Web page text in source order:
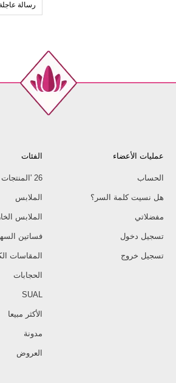
رسالة
عمليات الأعضاء
الحساب
هل نسيت كلمة السر؟
مفضلاتي
تسجيل دخول
تسجيل خروج
الفئات
26 'المنتجات الجديدة
الملابس
الملابس
فساتين
المقاسات
الحجابات
SUAL
الأكثر مبيعا
مدونة
العروض